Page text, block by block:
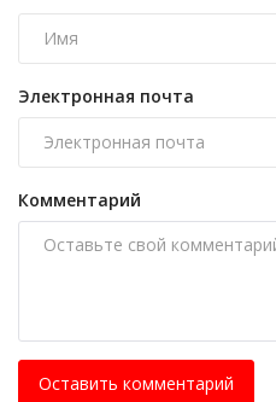
Электронная почта
Комментарий
Оставить комментарий